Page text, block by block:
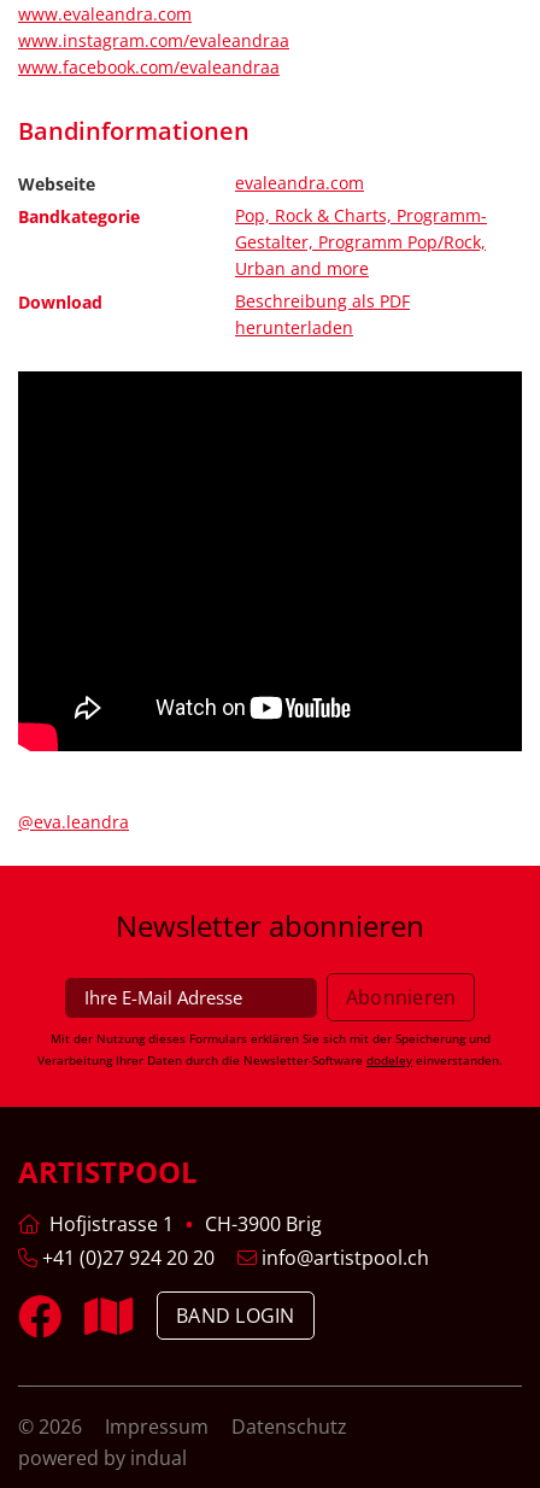
www.evaleandra.com
www.instagram.com/evaleandraa
www.facebook.com/evaleandraa
Bandinformationen
Webseite
evaleandra.com
Bandkategorie
Pop, Rock & Charts, Programm-
Gestalter, Programm Pop/Rock,
Urban and more
Download
Beschreibung als PDF
herunterladen
@eva.leandra
Newsletter abonnieren
Mit der Nutzung dieses Formulars erklären Sie sich mit der Speicherung und
Verarbeitung Ihrer Daten durch die Newsletter-Software dodeley einverstanden.
ARTISTPOOL
Hofjistrasse 1
CH-3900 Brig
+41 (0)27 924 20 20
info@artistpool.ch
BAND LOGIN
© 2026 Impressum
Datenschutz
powered by indual